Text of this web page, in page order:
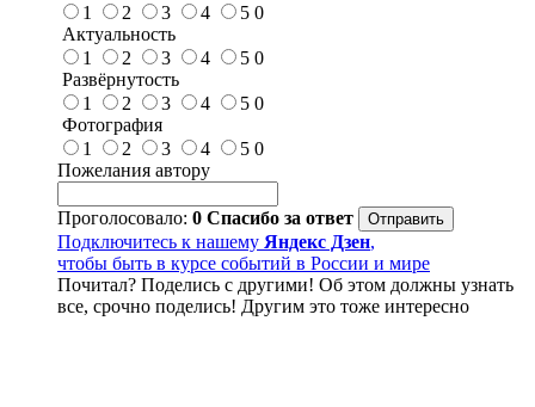
1
2 3 4 5 0
Актуальность
1
2 3 4 5 0
Развёрнутость
1
2 3 4 5 0
Фотография
1
2 3 4 5 0
Пожелания автору
Проголосовало: 0 Спасибо за ответ
Подключитесь к нашему Яндекс Дзен,
чтобы быть в курсе событий в России и мире
Почитал? Поделись с другими! Об этом должны узнать
все, срочно поделись! Другим это тоже интересно